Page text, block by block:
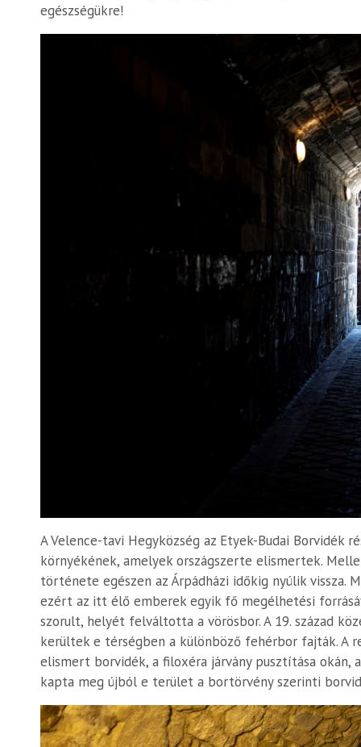
egészségükre!
A Velence-tavi Hegyközség az Etyek-Budai Borvidék
környékének, amelyek országszerte elismertek.
története egészen az Árpádházi időkig nyúlik
ezért az itt élő emberek egyik fő megélhetési
szorult, helyét felváltotta a vörösbor. A 19. század
kerültek e térségben a különböző fehérbor fajták. A
elismert borvidék, a filoxéra járvány pusztítása
kapta meg újból e terület a bortörvény szerinti